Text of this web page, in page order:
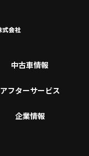
中古車情報
アフターサービス
企業情報